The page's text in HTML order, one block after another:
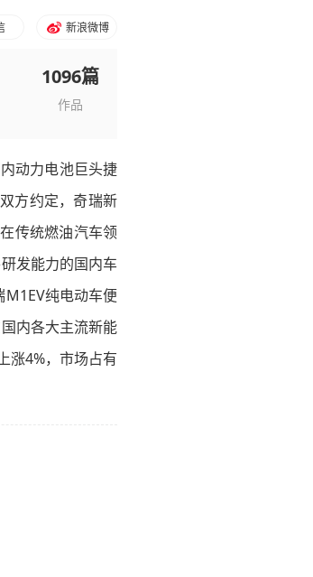
新浪微博
1096篇
作品
动力电池巨头捷
方约定，奇瑞新
传统燃油汽车领
发能力的国内车
纯电动车便
内各大主流新能
涨4%，市场占有